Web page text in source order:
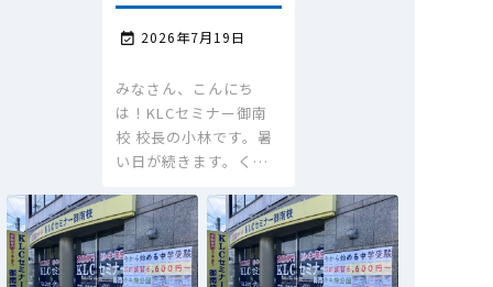
 2026年7月19日
みなさん、こんにち
は！KLCセミナー御南
校 校長の小林です。暑
い日が続きます。く…